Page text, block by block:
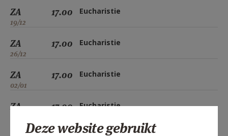
ZA
19/12
17.00 Eucharistie
ZA
26/12
17.00 Eucharistie
ZA
02/01
17.00 Eucharistie
ZA 17.00 Eucharistie
Deze website gebruikt